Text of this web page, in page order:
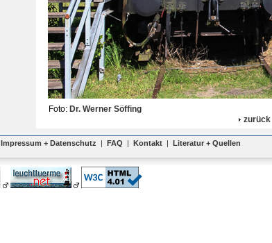
Foto: Dr. Werner Söffing
zurück
Impressum + Datenschutz | FAQ | Kontakt | Literatur + Quellen